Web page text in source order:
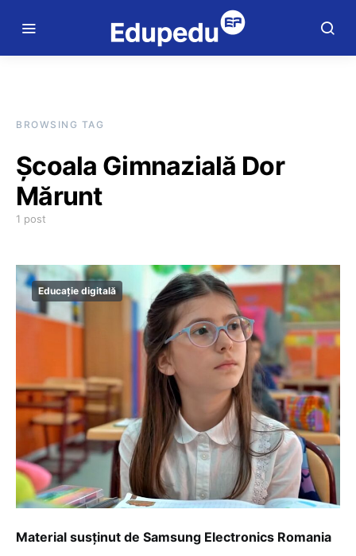
BROWSING TAG
Școala Gimnazială Dor
Mărunt
1 post
Educație digitală
Material susținut de Samsung Electronics Romania